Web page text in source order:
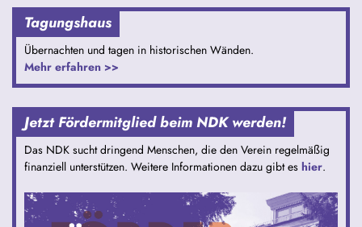
Tagungshaus
Übernachten und tagen in historischen Wänden.
Mehr erfahren >>
Jetzt Fördermitglied beim NDK werden!
Das NDK sucht dringend Menschen, die den Verein regelmäßig
finanziell unterstützen. Weitere Informationen dazu gibt es hier.